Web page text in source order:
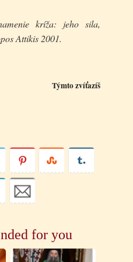
kríža: jeho sila,
Attikis 2001.
Týmto zvíťazíš
for you